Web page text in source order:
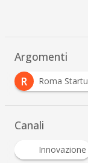
Argomenti
Startup S
Canali
Innovazione